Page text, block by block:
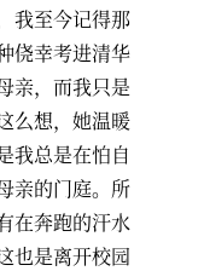
我至今记得那
侥幸考进清华
亲，而我只是
么想，她温暖
我总是在怕自
亲的门庭。所
在奔跑的汗水
也是离开校园